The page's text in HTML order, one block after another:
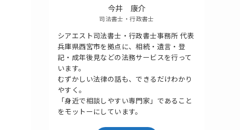
今井 康介
司法書士・行政書士
シアエスト司法書士・行政書士事務所 代表
兵庫県西宮市を拠点に、相続・遺言・登
記・成年後見などの法務サービスを行って
います。
むずかしい法律の話も、できるだけわかり
やすく。
「身近で相談しやすい専門家」であること
をモットーにしています。